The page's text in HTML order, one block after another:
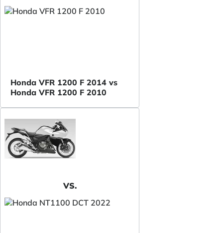
Honda VFR 1200 F 2014 vs
Honda VFR 1200 F 2010
VS.